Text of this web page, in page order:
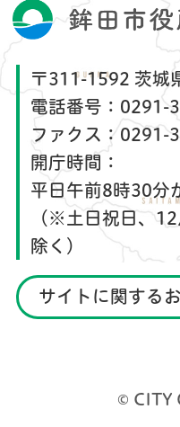
〒311-1592 茨城
電話番号： 0291-
ファクス： 0291-
開庁時間：
平日午前8時30分
（※土日祝日、
除く）
サイトに関する
© CITY